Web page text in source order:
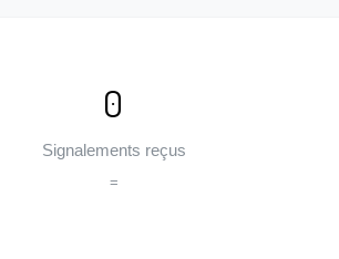
0
Signalements reçus
=